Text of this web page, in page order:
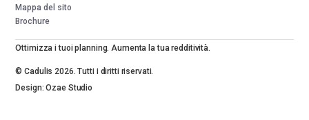
Mappa del sito
Brochure
Ottimizza i tuoi planning. Aumenta la tua redditività.
© Cadulis 2026. Tutti i diritti riservati.
Design: Ozae Studio